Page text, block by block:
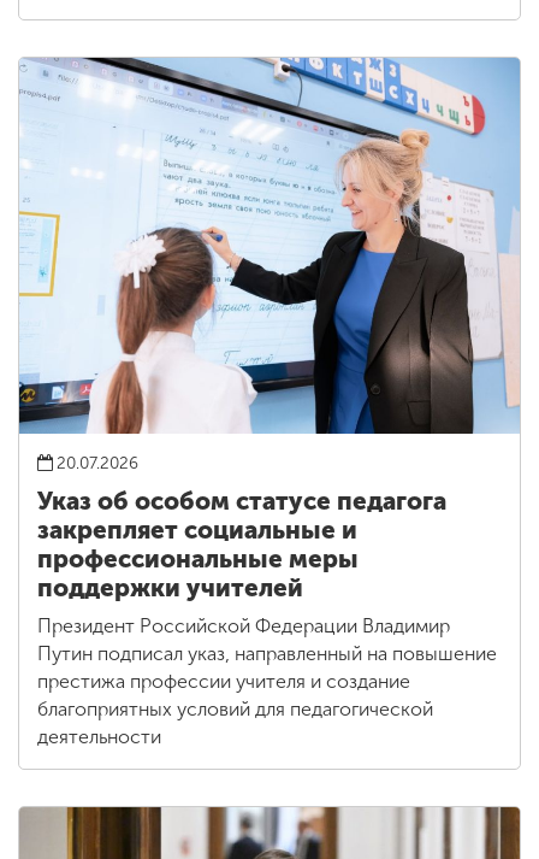
20.07.2026
Указ об особом статусе педагога
закрепляет социальные и
профессиональные меры
поддержки учителей
Президент Российской Федерации Владимир
Путин подписал указ, направленный на повышение
престижа профессии учителя и создание
благоприятных условий для педагогической
деятельности